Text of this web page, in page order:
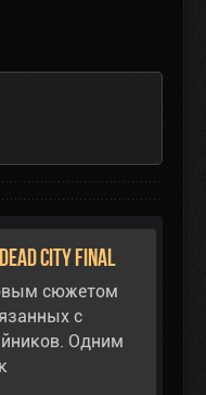
City Final
сюжетом
с
Одним